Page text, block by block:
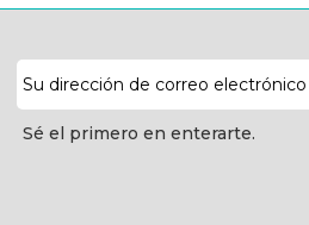
de
correo
electrónico
Sé el primero en enterarte.